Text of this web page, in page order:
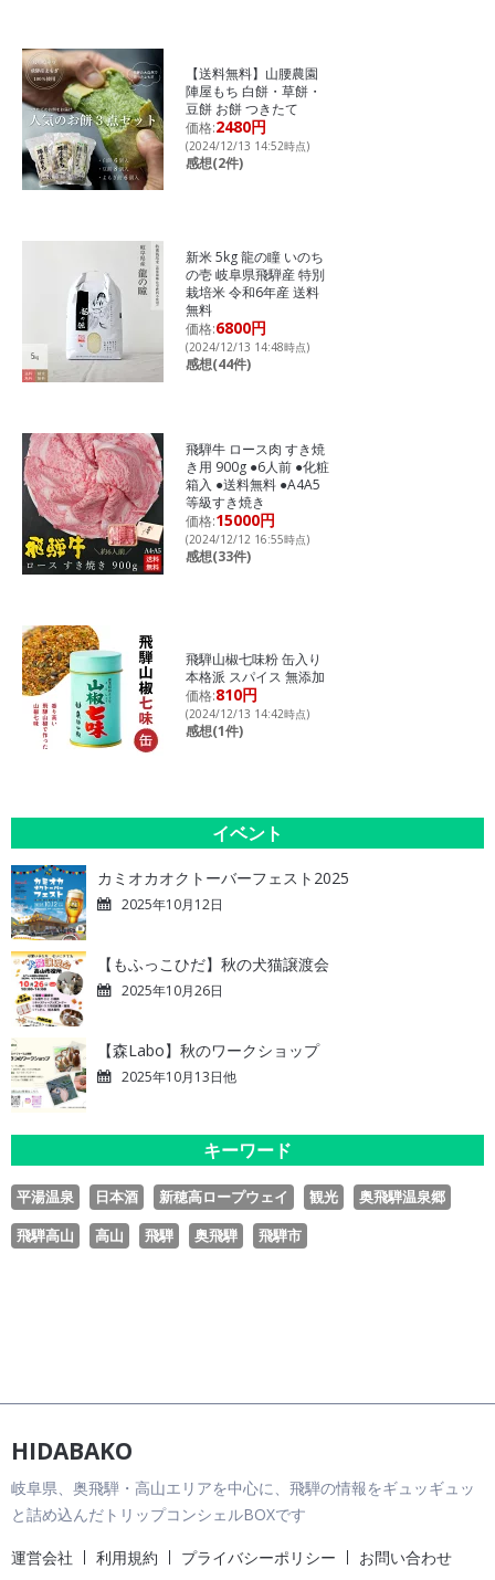
【送料無料】山腰農園
陣屋もち 白餅・草餅・
豆餅 お餅 つきたて
価格:2480円
(2024/12/13 14:52時点)
感想(2件)
新米 5kg 龍の瞳 いのち
の壱 岐阜県飛騨産 特別
栽培米 令和6年産 送料
無料
価格:6800円
(2024/12/13 14:48時点)
感想(44件)
飛騨牛 ロース肉 すき焼
き用 900g ●6人前 ●化粧
箱入 ●送料無料 ●A4A5
等級すき焼き
価格:15000円
(2024/12/12 16:55時点)
感想(33件)
飛騨山椒七味粉 缶入り
本格派 スパイス 無添加
価格:810円
(2024/12/13 14:42時点)
感想(1件)
イベント
カミオカオクトーバーフェスト2025
2025年10月12日
【もふっこひだ】秋の犬猫譲渡会
2025年10月26日
【森Labo】秋のワークショップ
2025年10月13日他
キーワード
平湯温泉 日本酒 新穂高ロープウェイ 観光
奥飛騨温泉郷
飛騨高山
高山 飛騨 奥飛騨 飛騨市
HIDABAKO
岐阜県、奥飛騨・高山エリアを中心に、飛騨の情報をギュッギュッ
と詰め込んだトリップコンシェルBOXです
運営会社 利用規約 プライバシーポリシー お問い合わせ